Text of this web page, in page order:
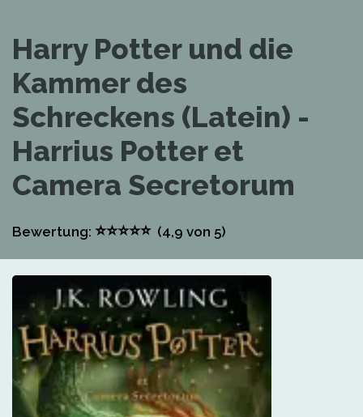
Harry Potter und die
Kammer des
Schreckens (Latein) -
Harrius Potter et
Camera Secretorum
Bewertung: ⭐⭐⭐⭐⭐(4,9 von 5)